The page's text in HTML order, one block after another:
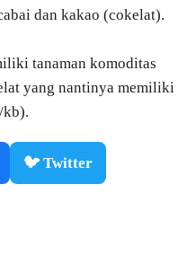
dan kakao (cokelat).
tanaman komoditas
yang nantinya memiliki
kb).
🐦 Twitter